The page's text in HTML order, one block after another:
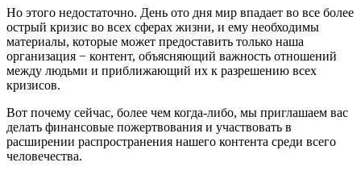
Но этого недостаточно. День ото дня мир впадает во все более
острый кризис во всех сферах жизни, и ему необходимы
материалы, которые может предоставить только наша
организация − контент, объясняющий важность отношений
между людьми и приближающий их к разрешению всех
кризисов.
Вот почему сейчас, более чем когда-либо, мы приглашаем вас
делать финансовые пожертвования и участвовать в
расширении распространения нашего контента среди всего
человечества.